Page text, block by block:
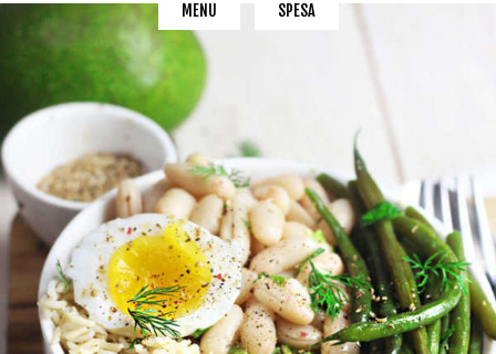
MENU SPESA